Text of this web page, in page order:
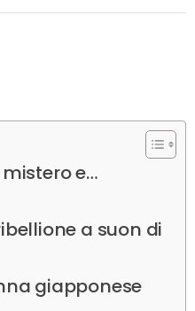
e…
a suon di
giapponese